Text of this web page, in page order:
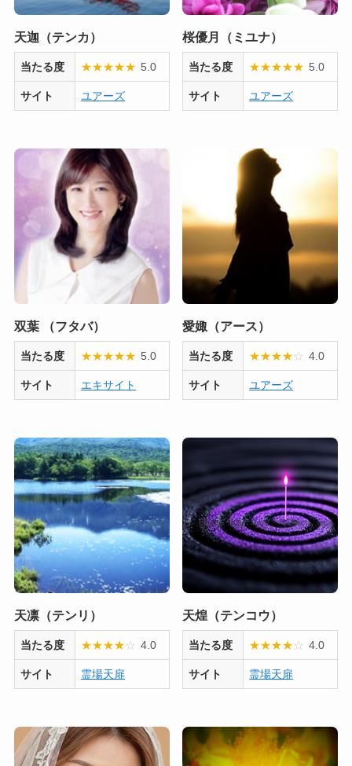
天迦（テンカ）
当たる度 ★★★★★ 5.0
サイト ユアーズ
桜優月（ミユナ）
当たる度 ★★★★★ 5.0
サイト ユアーズ
双葉 （フタバ）
当たる度 ★★★★★ 5.0
サイト エキサイト
愛娵（アース）
当たる度 ★★★★☆ 4.0
サイト ユアーズ
天凛（テンリ）
当たる度 ★★★★☆ 4.0
サイト 霊場天扉
天煌（テンコウ）
当たる度 ★★★★☆ 4.0
サイト 霊場天扉